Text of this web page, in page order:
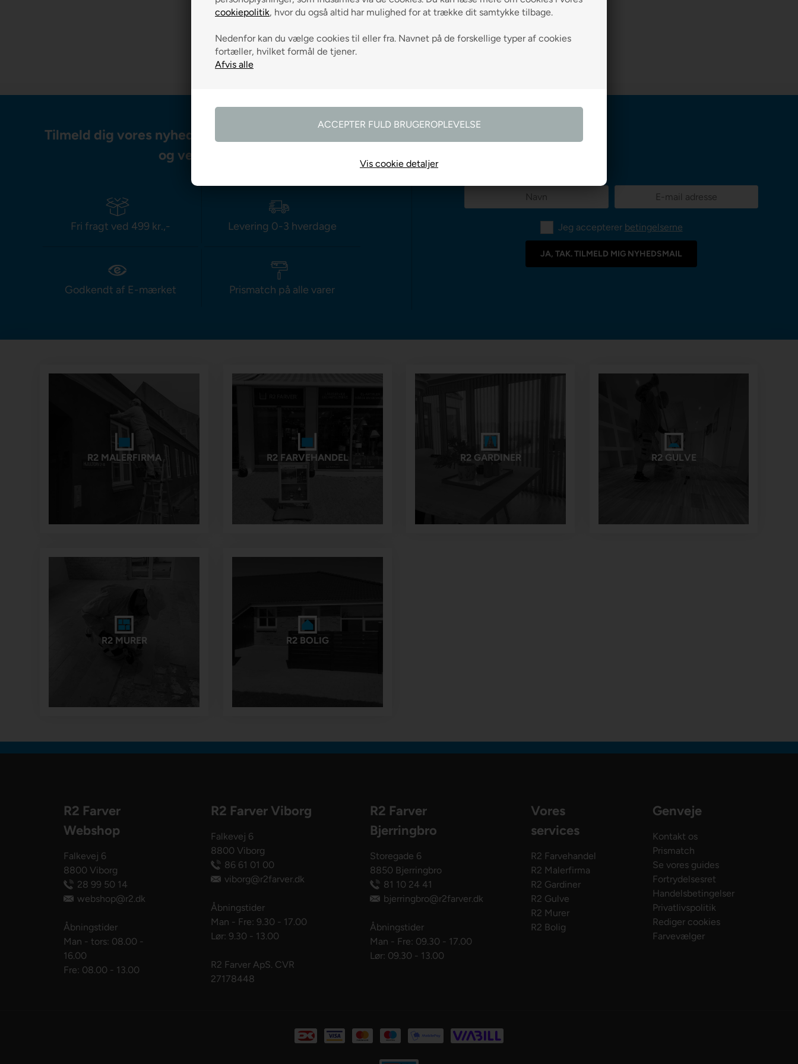
cookiepolitik, hvor du også altid har mulighed for at trække dit samtykke tilbage.
Nedenfor kan du vælge cookies til eller fra. Navnet på de forskellige typer af cookies
fortæller, hvilket formål de tjener.
Vis cookie detaljer
VÆLG VARIANT VÆLG VARIANT VÆLG VARIANT
Tilmeld dig vores nyhedsbrev og modtag gode råd
og vejledning
Fri fragt ved 499 kr.,- Levering 0-3 hverdage
Godkendt af E-mærket Prismatch på alle varer
Jeg accepterer betingelserne
R2 MALERFIRMA R2 FARVEHANDEL R2 GARDINER R2 GULVE
R2 MURER R2 BOLIG
R2 Farver
Webshop
Falkevej 6
8800 Viborg
28 99 50 14
webshop@r2.dk
Åbningstider
Man - tors: 08.00 -
16.00
Fre: 08.00 - 13.00
R2 Farver Viborg
Falkevej 6
8800 Viborg
86 61 01 00
viborg@r2farver.dk
Åbningstider
Man - Fre: 9.30 - 17.00
Lør: 9.30 - 13.00
R2 Farver ApS. CVR
27178448
R2 Farver
Bjerringbro
Storegade 6
8850 Bjerringbro
81 10 24 41
bjerringbro@r2farver.dk
Åbningstider
Man - Fre: 09.30 - 17.00
Lør: 09.30 - 13.00
Vores
services
R2 Farvehandel
R2 Malerfirma
R2 Gardiner
R2 Gulve
R2 Murer
R2 Bolig
Genveje
Kontakt os
Prismatch
Se vores guides
Fortrydelsesret
Handelsbetingelser
Privatlivspolitik
Rediger cookies
Farvevælger